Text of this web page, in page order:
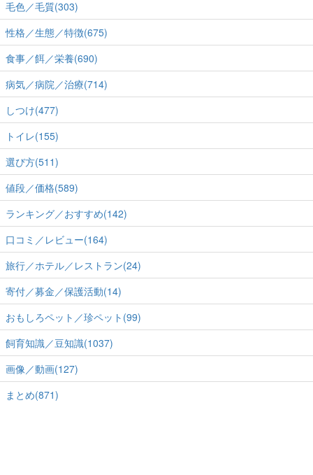
毛色／毛質(303)
性格／生態／特徴(675)
食事／餌／栄養(690)
病気／病院／治療(714)
しつけ(477)
トイレ(155)
選び方(511)
値段／価格(589)
ランキング／おすすめ(142)
口コミ／レビュー(164)
旅行／ホテル／レストラン(24)
寄付／募金／保護活動(14)
おもしろペット／珍ペット(99)
飼育知識／豆知識(1037)
画像／動画(127)
まとめ(871)